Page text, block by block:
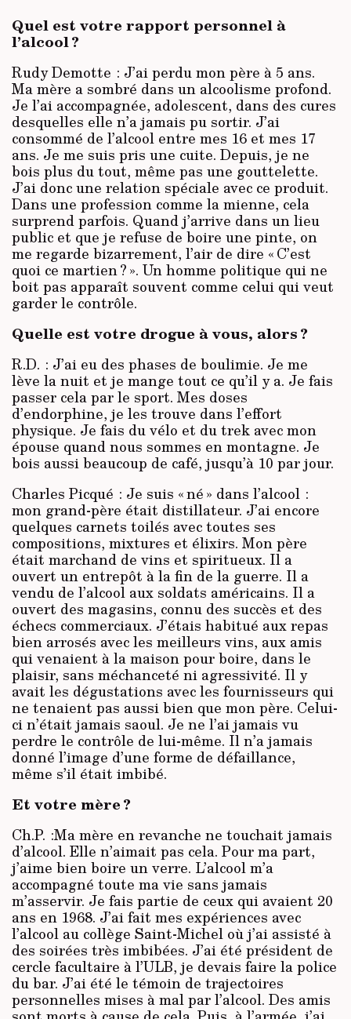
Quel est votre rapport personnel à
l’alcool ?
Rudy Demotte : J’ai perdu mon père à 5 ans.
Ma mère a sombré dans un alcoolisme profond.
Je l’ai accompagnée, adolescent, dans des cures
desquelles elle n’a jamais pu sortir. J’ai
consommé de l’alcool entre mes 16 et mes 17
ans. Je me suis pris une cuite. Depuis, je ne
bois plus du tout, même pas une gouttelette.
J’ai donc une relation spéciale avec ce produit.
Dans une profession comme la mienne, cela
surprend parfois. Quand j’arrive dans un lieu
public et que je refuse de boire une pinte, on
me regarde bizarrement, l’air de dire « C’est
quoi ce martien ? ». Un homme politique qui ne
boit pas apparaît souvent comme celui qui veut
garder le contrôle.
Quelle est votre drogue à vous, alors ?
R.D. : J’ai eu des phases de boulimie. Je me
lève la nuit et je mange tout ce qu’il y a. Je fais
passer cela par le sport. Mes doses
d’endorphine, je les trouve dans l’effort
physique. Je fais du vélo et du trek avec mon
épouse quand nous sommes en montagne. Je
bois aussi beaucoup de café, jusqu’à 10 par jour.
Charles Picqué : Je suis « né » dans l’alcool :
mon grand-père était distillateur. J’ai encore
quelques carnets toilés avec toutes ses
compositions, mixtures et élixirs. Mon père
était marchand de vins et spiritueux. Il a
ouvert un entrepôt à la fin de la guerre. Il a
vendu de l’alcool aux soldats américains. Il a
ouvert des magasins, connu des succès et des
échecs commerciaux. J’étais habitué aux repas
bien arrosés avec les meilleurs vins, aux amis
qui venaient à la maison pour boire, dans le
plaisir, sans méchanceté ni agressivité. Il y
avait les dégustations avec les fournisseurs qui
ne tenaient pas aussi bien que mon père. Celui-
ci n’était jamais saoul. Je ne l’ai jamais vu
perdre le contrôle de lui-même. Il n’a jamais
donné l’image d’une forme de défaillance,
même s’il était imbibé.
Et votre mère ?
Ch.P. :Ma mère en revanche ne touchait jamais
d’alcool. Elle n’aimait pas cela. Pour ma part,
j’aime bien boire un verre. L’alcool m’a
accompagné toute ma vie sans jamais
m’asservir. Je fais partie de ceux qui avaient 20
ans en 1968. J’ai fait mes expériences avec
l’alcool au collège Saint-Michel où j’ai assisté à
des soirées très imbibées. J’ai été président de
cercle facultaire à l’ULB, je devais faire la police
du bar. J’ai été le témoin de trajectoires
personnelles mises à mal par l’alcool. Des amis